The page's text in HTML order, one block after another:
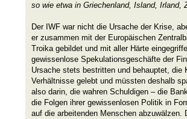
so wie etwa in Griechenland, Island, Irland,
Der IWF war nicht die Ursache der Krise,
er zusammen mit der Europäischen
Troika gebildet und mit aller Härte
gewissenlose Spekulationsgeschäfte der
Ursache stets bestritten und behauptet, die
Verhältnisse gelebt und müssten deshalb
also darin, die wahren Schuldigen – die
die Folgen ihrer gewissenlosen Politik in
auf die arbeitenden Menschen abzuwälzen.